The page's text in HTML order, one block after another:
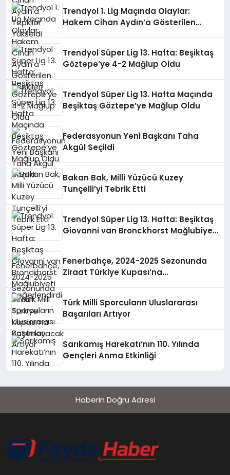
Trendyol 1. Lig Maçında Olaylar:
Hakem Cihan Aydın’a Gösterilen
Trendyol Süper Lig 13. Hafta: Beşiktaş
Göztepe’ye 4-2 Mağlup Oldu
Trendyol Süper Lig 13. Hafta Maçında
Beşiktaş Göztepe’ye Mağlup Oldu
Federasyonun Yeni Başkanı Taha
Akgül Seçildi
Bakan Bak, Milli Yüzücü Kuzey
Tunçelli’yi Tebrik Etti
Trendyol Süper Lig 13. Hafta: Beşiktaş
Giovanni van Bronckhorst Mağlubiyeti
Fenerbahçe, 2024-2025 Sezonunda
Ziraat Türkiye Kupası’na
Türk Milli Sporcuların Uluslararası
Başarıları Artıyor
Sarıkamış Harekatı’nın 110. Yılında
Gençleri Anma Etkinliği
Haberin Doğru Adresi